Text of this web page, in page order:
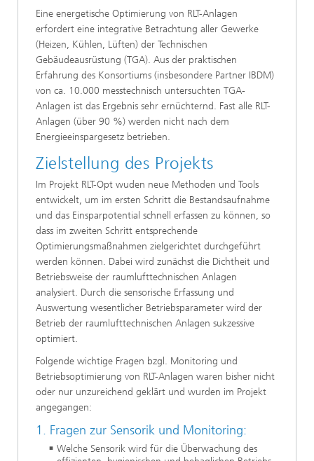
Eine energetische Optimierung von RLT-Anlagen
erfordert eine integrative Betrachtung aller Gewerke
(Heizen, Kühlen, Lüften) der Technischen
Gebäudeausrüstung (TGA). Aus der praktischen
Erfahrung des Konsortiums (insbesondere Partner IBDM)
von ca. 10.000 messtechnisch untersuchten TGA-
Anlagen ist das Ergebnis sehr ernüchternd. Fast alle RLT-
Anlagen (über 90 %) werden nicht nach dem
Energieeinspargesetz betrieben.
Zielstellung des Projekts
Im Projekt RLT-Opt wuden neue Methoden und Tools
entwickelt, um im ersten Schritt die Bestandsaufnahme
und das Einsparpotential schnell erfassen zu können, so
dass im zweiten Schritt entsprechende
Optimierungsmaßnahmen zielgerichtet durchgeführt
werden können. Dabei wird zunächst die Dichtheit und
Betriebsweise der raumlufttechnischen Anlagen
analysiert. Durch die sensorische Erfassung und
Auswertung wesentlicher Betriebsparameter wird der
Betrieb der raumlufttechnischen Anlagen sukzessive
optimiert.
Folgende wichtige Fragen bzgl. Monitoring und
Betriebsoptimierung von RLT-Anlagen waren bisher nicht
oder nur unzureichend geklärt und wurden im Projekt
angegangen:
1. Fragen zur Sensorik und Monitoring:
Welche Sensorik wird für die Überwachung des